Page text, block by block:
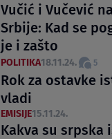
Vučić i Vučević
Srbije: Kad se
je i zašto
POLITIKA18.11.24. 5
Rok za ostavke
vladi
EMISIJE15.11.24.
Kakva su srpska